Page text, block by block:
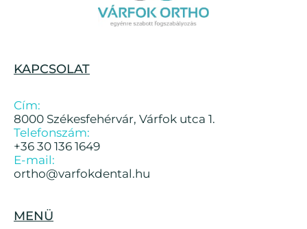
KAPCSOLAT
Cím:
8000 Székesfehérvár, Várfok utca 1.
Telefonszám:
+36 30 136 1649
E-mail:
ortho@varfokdental.hu
MENÜ